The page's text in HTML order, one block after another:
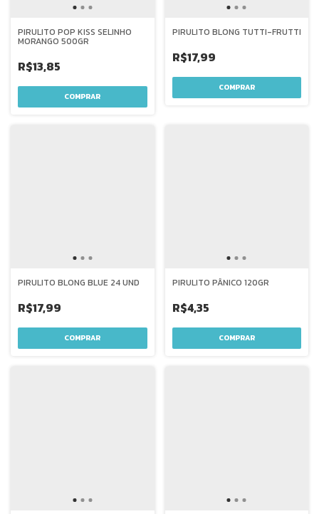
PIRULITO POP KISS SELINHO
MORANGO 500GR
R$13,85
PIRULITO BLONG TUTTI-FRUTTI
R$17,99
PIRULITO BLONG BLUE 24 UND
R$17,99
PIRULITO PÂNICO 120GR
R$4,35